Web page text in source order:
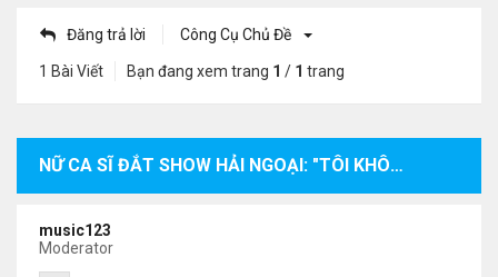
Đăng trả lời Công Cụ Chủ Đề
1 Bài Viết Bạn đang xem trang 1 / 1 trang
NỮ CA SĨ ĐẮT SHOW HẢI NGOẠI: "TÔI KHÔNG LÀM GÌ TRÁI VỚI LƯƠNG TÂM"
music123
Moderator